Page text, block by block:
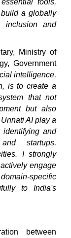
a globally
inclusion and
Ministry of
Government
intelligence,
is to create a
that not
but also
AI play a
and
startups,
I strongly
engage
specific
to India's
between